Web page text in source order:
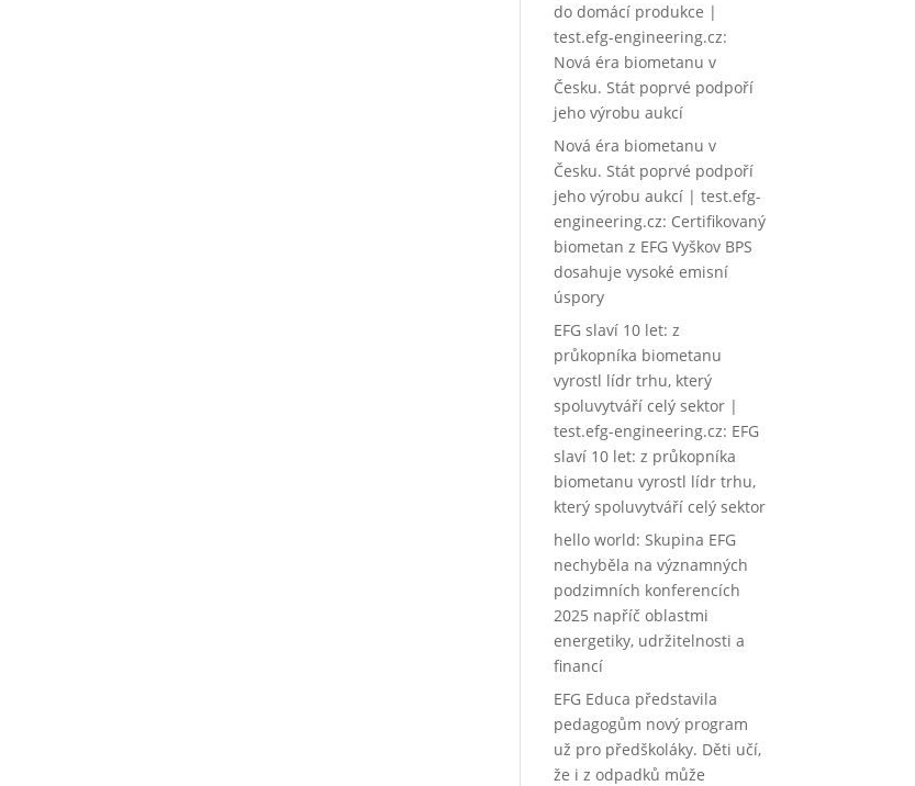
do domácí produkce |
test.efg-engineering.cz:
Nová éra biometanu v
Česku. Stát poprvé podpoří
jeho výrobu aukcí
Nová éra biometanu v
Česku. Stát poprvé podpoří
jeho výrobu aukcí | test.efg-
engineering.cz: Certifikovaný
biometan z EFG Vyškov BPS
dosahuje vysoké emisní
úspory
EFG slaví 10 let: z
průkopníka biometanu
vyrostl lídr trhu, který
spoluvytváří celý sektor |
test.efg-engineering.cz: EFG
slaví 10 let: z průkopníka
biometanu vyrostl lídr trhu,
který spoluvytváří celý sektor
hello world:Skupina EFG
nechyběla na významných
podzimních konferencích
2025 napříč oblastmi
energetiky, udržitelnosti a
financí
EFG Educa představila
pedagogům nový program
už pro předškoláky. Děti učí,
že i z odpadků může